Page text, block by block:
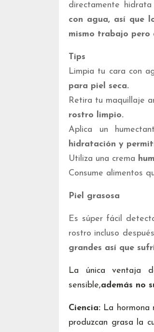
directamente
con agua, así que
mismo trabajo pero
Tips
Limpia tu cara con
para piel seca.
Retira tu maquillaje
rostro limpio.
Aplica un
hidratación y
Utiliza una crema
Consume alimentos
Piel grasosa
Es súper fácil
rostro incluso
grandes así que
La única ventaja
sensible,además no
Ciencia: La hormona
produzcan grasa la